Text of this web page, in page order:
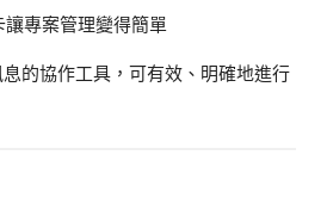
專案管理變得簡單
的協作工具，可有效、明確地進行